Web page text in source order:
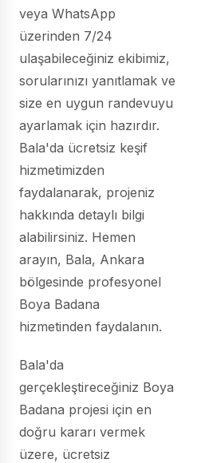
veya WhatsApp
üzerinden 7/24
ulaşabileceğiniz ekibimiz,
sorularınızı yanıtlamak ve
size en uygun randevuyu
ayarlamak için hazırdır.
Bala'da ücretsiz keşif
hizmetimizden
faydalanarak, projeniz
hakkında detaylı bilgi
alabilirsiniz. Hemen
arayın, Bala, Ankara
bölgesinde profesyonel
Boya Badana
hizmetinden faydalanın.
Bala'da
gerçekleştireceğiniz Boya
Badana projesi için en
doğru kararı vermek
üzere, ücretsiz